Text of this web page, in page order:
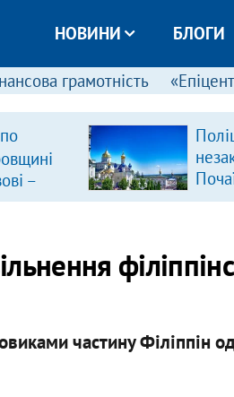
НОВИНИ БЛОГИ
грамотність
–
частину Філіппін